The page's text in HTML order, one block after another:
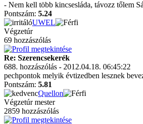
- Nem kell több kincsesláda, távozz tőlem
Pontszám: 5.24
UWEL
Végzetúr
69 hozzászólás
Re: Szerencsekerék
688. hozzászólás - 2012.04.18. 06:45:22
pechpontok melyik évtizedben lesznek
Pontszám: 5.81
Quellon
Végzetúr mester
2859 hozzászólás